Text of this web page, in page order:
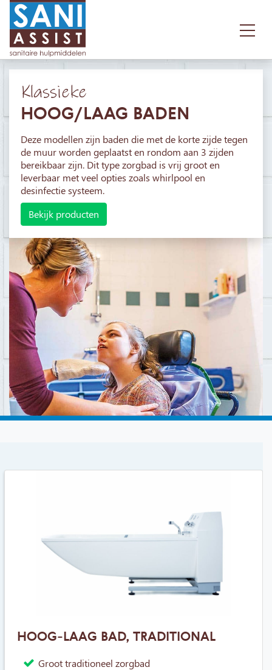
Klassieke
HOOG/LAAG BADEN
Deze modellen zijn baden die met de korte zijde tegen
de muur worden geplaatst en rondom aan 3 zijden
bereikbaar zijn. Dit type zorgbad is vrij groot en
leverbaar met veel opties zoals whirlpool en
desinfectie systeem.
Bekijk producten
HOOG-LAAG BAD, TRADITIONAL
Groot traditioneel zorgbad